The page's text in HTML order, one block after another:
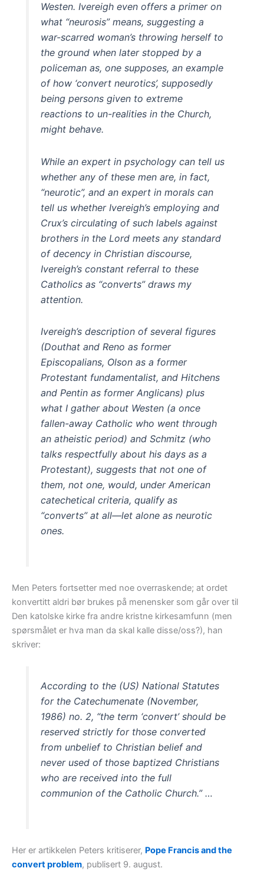
Westen. Ivereigh even offers a primer on
what “neurosis” means, suggesting a
war-scarred woman’s throwing herself to
the ground when later stopped by a
policeman as, one supposes, an example
of how ‘convert neurotics’, supposedly
being persons given to extreme
reactions to un-realities in the Church,
might behave.
While an expert in psychology can tell us
whether any of these men are, in fact,
“neurotic”, and an expert in morals can
tell us whether Ivereigh’s employing and
Crux’s circulating of such labels against
brothers in the Lord meets any standard
of decency in Christian discourse,
Ivereigh’s constant referral to these
Catholics as “converts” draws my
attention.
Ivereigh’s description of several figures
(Douthat and Reno as former
Episcopalians, Olson as a former
Protestant fundamentalist, and Hitchens
and Pentin as former Anglicans) plus
what I gather about Westen (a once
fallen-away Catholic who went through
an atheistic period) and Schmitz (who
talks respectfully about his days as a
Protestant), suggests that not one of
them, not one, would, under American
catechetical criteria, qualify as
“converts” at all—let alone as neurotic
ones.
Men Peters fortsetter med noe overraskende; at ordet
konvertitt aldri bør brukes på menensker som går over til
Den katolske kirke fra andre kristne kirkesamfunn (men
spørsmålet er hva man da skal kalle disse/oss?), han
skriver:
According to the (US) National Statutes
for the Catechumenate (November,
1986) no. 2, “the term ‘convert’ should be
reserved strictly for those converted
from unbelief to Christian belief and
never used of those baptized Christians
who are received into the full
communion of the Catholic Church.” …
Her er artikkelen Peters kritiserer, Pope Francis and the
convert problem, publisert 9. august.